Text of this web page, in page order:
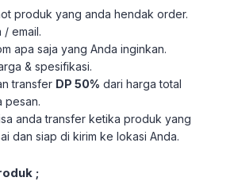
produk yang anda hendak order.
/ email.
apa saja yang Anda inginkan.
& spesifikasi.
transfer DP 50% dari harga total
pesan.
anda transfer ketika produk yang
dan siap di kirim ke lokasi Anda.
;